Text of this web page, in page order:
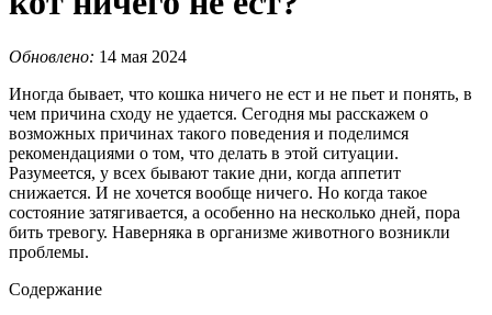
Обновлено: 14 мая 2024
Иногда бывает, что кошка ничего не ест и не пьет и понять, в
чем причина сходу не удается. Сегодня мы расскажем о
возможных причинах такого поведения и поделимся
рекомендациями о том, что делать в этой ситуации.
Разумеется, у всех бывают такие дни, когда аппетит
снижается. И не хочется вообще ничего. Но когда такое
состояние затягивается, а особенно на несколько дней, пора
бить тревогу. Наверняка в организме животного возникли
проблемы.
Содержание